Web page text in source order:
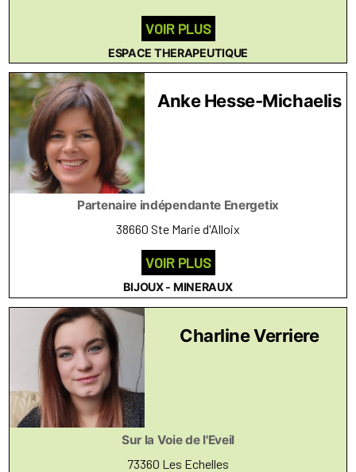
VOIR PLUS
ESPACE THERAPEUTIQUE
Anke Hesse-Michaelis
Partenaire indépendante Energetix
38660 Ste Marie d'Alloix
VOIR PLUS
BIJOUX - MINERAUX
Charline Verriere
Sur la Voie de l'Eveil
73360 Les Echelles